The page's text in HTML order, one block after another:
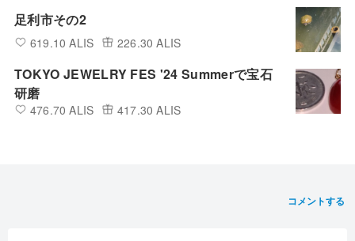
足利市その2
619.10 ALIS 226.30 ALIS
TOKYO JEWELRY FES '24 Summerで宝石
研磨
476.70 ALIS 417.30 ALIS
コメントする